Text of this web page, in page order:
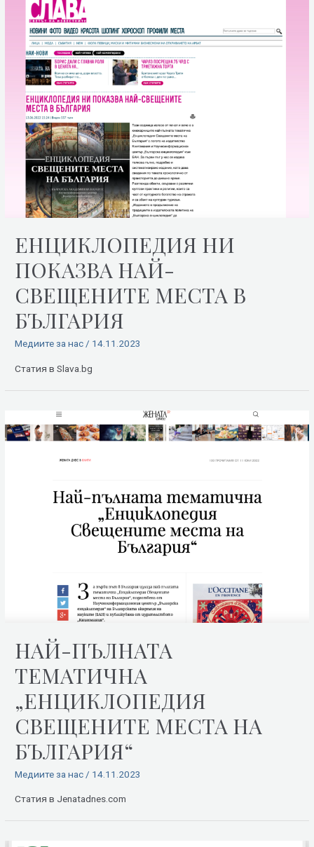
EНЦИКЛОПЕДИЯ НИ
ПОКАЗВА НАЙ-
СВЕЩЕНИТЕ МЕСТА В
БЪЛГАРИЯ
Медиите за нас/ 14.11.2023
Статия в Slava.bg
НАЙ-ПЪЛНАТА
ТЕМАТИЧНА
„ЕНЦИКЛОПЕДИЯ
СВЕЩЕНИТЕ МЕСТА НА
БЪЛГАРИЯ“
Медиите за нас / 14.11.2023
Статия в Jenatadnes.com